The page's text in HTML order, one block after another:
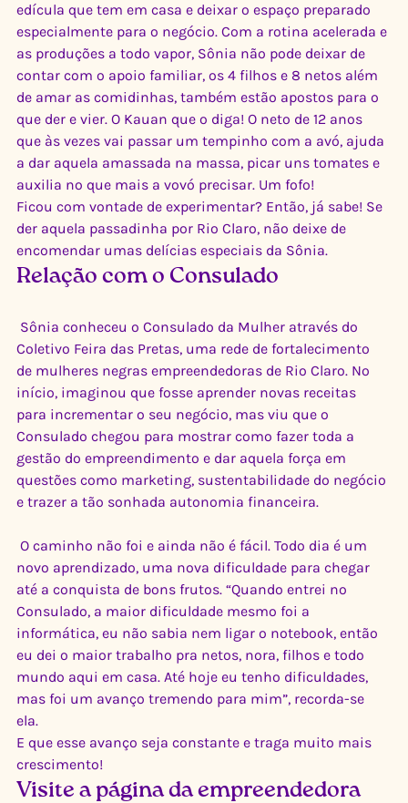
edícula que tem em casa e deixar o espaço preparado
especialmente para o negócio. Com a rotina acelerada e
as produções a todo vapor, Sônia não pode deixar de
contar com o apoio familiar, os 4 filhos e 8 netos além
de amar as comidinhas, também estão apostos para o
que der e vier. O Kauan que o diga! O neto de 12 anos
que às vezes vai passar um tempinho com a avó, ajuda
a dar aquela amassada na massa, picar uns tomates e
auxilia no que mais a vovó precisar. Um fofo!
Ficou com vontade de experimentar? Então, já sabe! Se
der aquela passadinha por Rio Claro, não deixe de
encomendar umas delícias especiais da Sônia.
Relação com o Consulado
Coletivo Feira das Pretas, uma rede de fortalecimento
de mulheres negras empreendedoras de Rio Claro. No
início, imaginou que fosse aprender novas receitas
para incrementar o seu negócio, mas viu que o
Consulado chegou para mostrar como fazer toda a
gestão do empreendimento e dar aquela força em
questões como marketing, sustentabilidade do negócio
e trazer a tão sonhada autonomia financeira.
novo aprendizado, uma nova dificuldade para chegar
até a conquista de bons frutos. “Quando entrei no
Consulado, a maior dificuldade mesmo foi a
informática, eu não sabia nem ligar o notebook, então
eu dei o maior trabalho pra netos, nora, filhos e todo
mundo aqui em casa. Até hoje eu tenho dificuldades,
mas foi um avanço tremendo para mim”, recorda-se
ela.
E que esse avanço seja constante e traga muito mais
crescimento!
Visite a página da empreendedora